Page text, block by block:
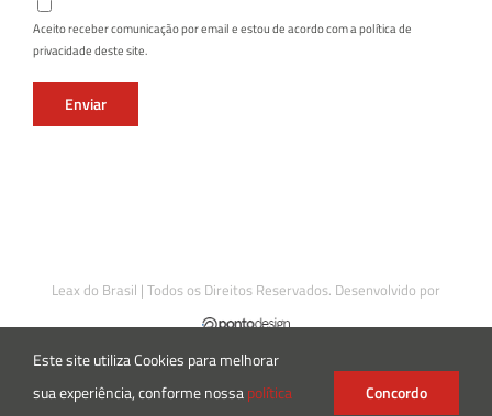
Aceito receber comunicação por email e estou de acordo com a política de
privacidade deste site.
Leax do Brasil | Todos os Direitos Reservados. Desenvolvido por
InstagramFacebookLinkedIn
Este site utiliza Cookies para melhorar
sua experiência, conforme nossapolítica
Concordo